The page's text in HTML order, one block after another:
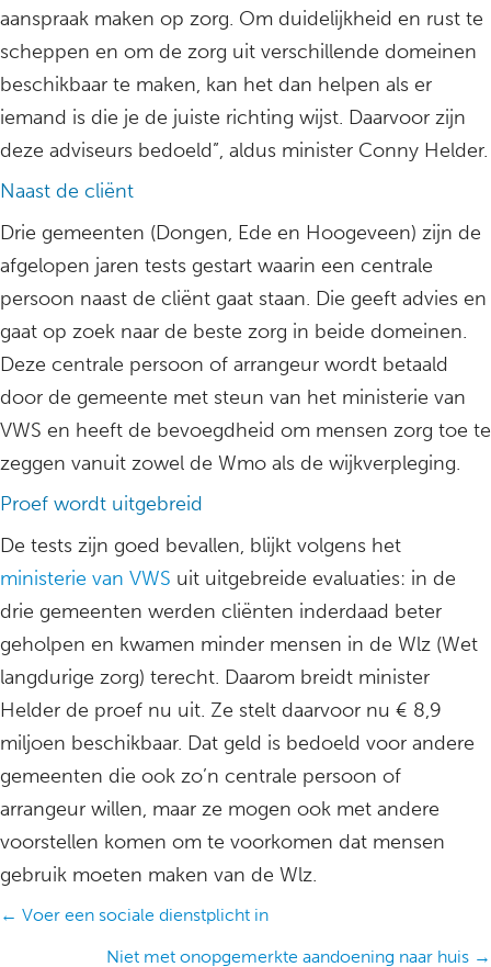
aanspraak maken op zorg. Om duidelijkheid en rust te
scheppen en om de zorg uit verschillende domeinen
beschikbaar te maken, kan het dan helpen als er
iemand is die je de juiste richting wijst. Daarvoor zijn
deze adviseurs bedoeld”, aldus minister Conny Helder.
Naast de cliënt
Drie gemeenten (Dongen, Ede en Hoogeveen) zijn de
afgelopen jaren tests gestart waarin een centrale
persoon naast de cliënt gaat staan. Die geeft advies en
gaat op zoek naar de beste zorg in beide domeinen.
Deze centrale persoon of arrangeur wordt betaald
door de gemeente met steun van het ministerie van
VWS en heeft de bevoegdheid om mensen zorg toe te
zeggen vanuit zowel de Wmo als de wijkverpleging.
Proef wordt uitgebreid
De tests zijn goed bevallen, blijkt volgens het
ministerie van VWS uit uitgebreide evaluaties: in de
drie gemeenten werden cliënten inderdaad beter
geholpen en kwamen minder mensen in de Wlz (Wet
langdurige zorg) terecht. Daarom breidt minister
Helder de proef nu uit. Ze stelt daarvoor nu € 8,9
miljoen beschikbaar. Dat geld is bedoeld voor andere
gemeenten die ook zo’n centrale persoon of
arrangeur willen, maar ze mogen ook met andere
voorstellen komen om te voorkomen dat mensen
gebruik moeten maken van de Wlz.
Posts
navigation
← Voer een sociale dienstplicht in
Niet met onopgemerkte aandoening naar huis →